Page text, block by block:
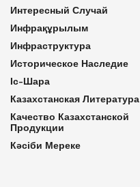
Интересный Случай
Инфрақұрылым
Инфраструктура
Историческое Наследие
Іс-Шара
Казахстанская Литература
Качество Казахстанской
Продукции
Кәсіби Мереке